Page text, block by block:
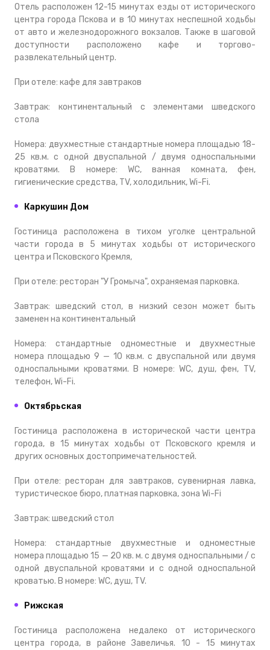
Отель расположен 12-15 минутах езды от исторического
центра города Пскова и в 10 минутах неспешной ходьбы
от авто и железнодорожного вокзалов. Также в шаговой
доступности расположено кафе и торгово-
развлекательный центр.
При отеле: кафе для завтраков
Завтрак: континентальный с элементами шведского
стола
Номера: двухместные стандартные номера площадью 18-
25 кв.м. с одной двуспальной / двумя односпальными
кроватями. В номере: WC, ванная комната, фен,
гигиенические средства, TV, холодильник, Wi-Fi.
Каркушин Дом
Гостиница расположена в тихом уголке центральной
части города в 5 минутах ходьбы от исторического
центра и Псковского Кремля,
При отеле: ресторан "У Громыча", охраняемая парковка.
Завтрак: шведский стол, в низкий сезон может быть
заменен на континентальный
Номера: стандартные одноместные и двухместные
номера площадью 9 — 10 кв.м. с двуспальной или двумя
односпальными кроватями. В номере: WC, душ, фен, TV,
телефон, Wi-Fi.
Октябрьская
Гостиница расположена в исторической части центра
города, в 15 минутах ходьбы от Псковского кремля и
других основных достопримечательностей.
При отеле: ресторан для завтраков, сувенирная лавка,
туристическое бюро, платная парковка, зона Wi-Fi
Завтрак: шведский стол
Номера: стандартные двухместные и одноместные
номера площадью 15 — 20 кв. м. с двумя односпальными / с
одной двуспальной кроватями и с одной односпальной
кроватью. В номере: WC, душ, TV.
Рижская
Гостиница расположена недалеко от исторического
центра города, в районе Завеличья. 10 - 15 минутах